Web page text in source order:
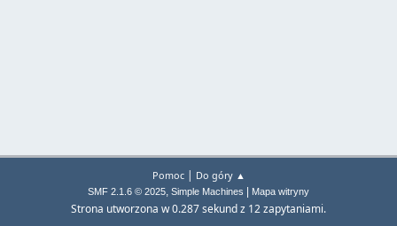
Pomoc| Do góry ▲
SMF 2.1.6 © 2025, Simple Machines Mapa witryny
Strona utworzona w 0.287 sekund z 12 zapytaniami.